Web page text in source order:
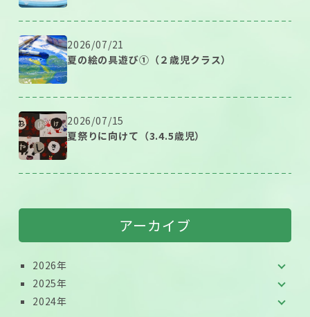
2026/07/21
夏の絵の具遊び①（２歳児クラス）
2026/07/15
夏祭りに向けて（3.4.5歳児）
アーカイブ
2026年
2025年
2024年